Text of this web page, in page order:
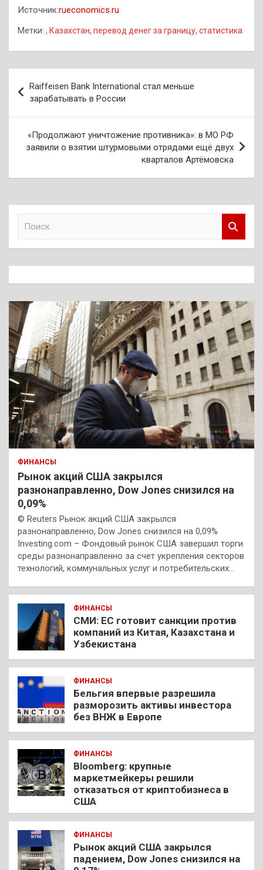
Источник:rueconomics.ru
Метки: , Казахстан, перевод денег за границу, статистика
по
записям
Raiffeisen Bank International стал меньше
зарабатывать в России
«Продолжают уничтожение противника»: в МО РФ
заявили о взятии штурмовыми отрядами ещё двух
кварталов Артёмовска
к
ФИНАНСЫ
Рынок акций США закрылся
разнонаправленно, Dow Jones снизился на
0,09%
© Reuters Рынок акций США закрылся
разнонаправленно, Dow Jones снизился на 0,09%
Investing.com – Фондовый рынок США завершил торги
среды разнонаправленно за счет укрепления секторов
технологий, коммунальных услуг и потребительских…
ФИНАНСЫ
СМИ: ЕС готовит санкции против
компаний из Китая, Казахстана и
Узбекистана
ФИНАНСЫ
Бельгия впервые разрешила
разморозить активы инвестора
без ВНЖ в Европе
ФИНАНСЫ
Bloomberg: крупные
маркетмейкеры решили
отказаться от криптобизнеса в
США
ФИНАНСЫ
Рынок акций США закрылся
падением, Dow Jones снизился на